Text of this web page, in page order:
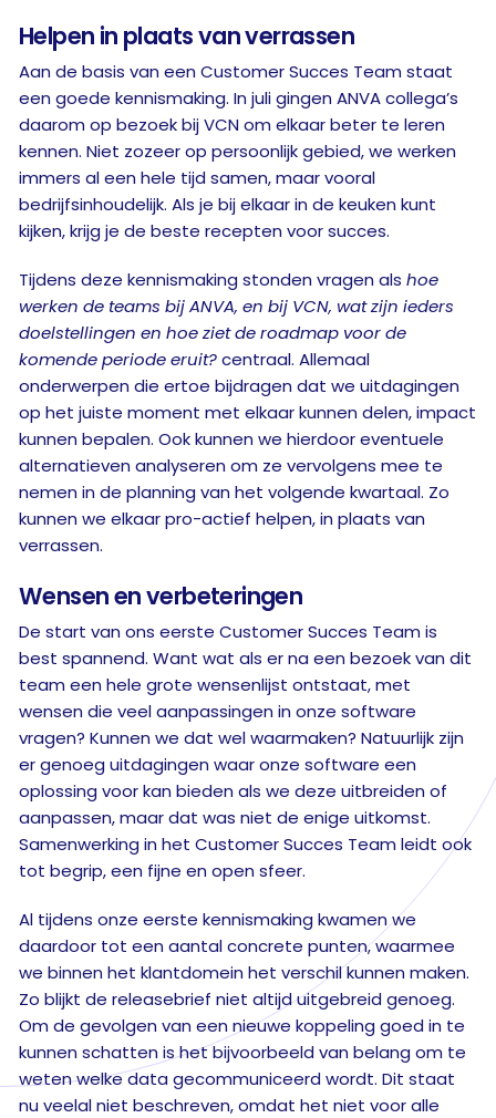
Helpen in plaats van verrassen
Aan de basis van een Customer Succes Team staat
een goede kennismaking. In juli gingen ANVA collega’s
daarom op bezoek bij VCN om elkaar beter te leren
kennen. Niet zozeer op persoonlijk gebied, we werken
immers al een hele tijd samen, maar vooral
bedrijfsinhoudelijk. Als je bij elkaar in de keuken kunt
kijken, krijg je de beste recepten voor succes.
Tijdens deze kennismaking stonden vragen als hoe
werken de teams bij ANVA, en bij VCN, wat zijn ieders
doelstellingen en hoe ziet de roadmap voor de
komende periode eruit?centraal. Allemaal
onderwerpen die ertoe bijdragen dat we uitdagingen
op het juiste moment met elkaar kunnen delen, impact
kunnen bepalen. Ook kunnen we hierdoor eventuele
alternatieven analyseren om ze vervolgens mee te
nemen in de planning van het volgende kwartaal. Zo
kunnen we elkaar pro-actief helpen, in plaats van
verrassen.
Wensen en verbeteringen
De start van ons eerste Customer Succes Team is
best spannend. Want wat als er na een bezoek van dit
team een hele grote wensenlijst ontstaat, met
wensen die veel aanpassingen in onze software
vragen? Kunnen we dat wel waarmaken? Natuurlijk zijn
er genoeg uitdagingen waar onze software een
oplossing voor kan bieden als we deze uitbreiden of
aanpassen, maar dat was niet de enige uitkomst.
Samenwerking in het Customer Succes Team leidt ook
tot begrip, een fijne en open sfeer.
Al tijdens onze eerste kennismaking kwamen we
daardoor tot een aantal concrete punten, waarmee
we binnen het klantdomein het verschil kunnen maken.
Zo blijkt de releasebrief niet altijd uitgebreid genoeg.
Om de gevolgen van een nieuwe koppeling goed in te
kunnen schatten is het bijvoorbeeld van belang om te
weten welke data gecommuniceerd wordt. Dit staat
nu veelal niet beschreven, omdat het niet voor alle